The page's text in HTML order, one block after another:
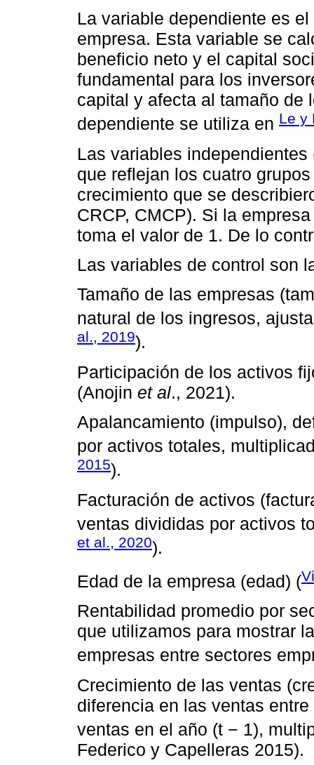
La variable dependiente es
empresa. Esta variable se
beneficio neto y el capital
fundamental para los
capital y afecta al tamaño de
dependiente se utiliza en Le y
Las variables
que reflejan los cuatro
crecimiento que se
CRCP, CMCP). Si la
toma el valor de 1. De lo
Las variables de control son
Tamaño de las empresas
natural de los ingresos,
al., 2019).
Participación de los activos
(Anojin et al., 2021).
Apalancamiento (impulso),
por activos totales,
2015).
Facturación de activos
ventas divididas por activos
et al., 2020).
Edad de la empresa (edad) (
Rentabilidad promedio por
que utilizamos para mostrar
empresas entre sectores
Crecimiento de las ventas
diferencia en las ventas
ventas en el año (t − 1),
Federico y Capelleras 2015).